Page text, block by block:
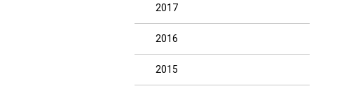
2017
2016
2015